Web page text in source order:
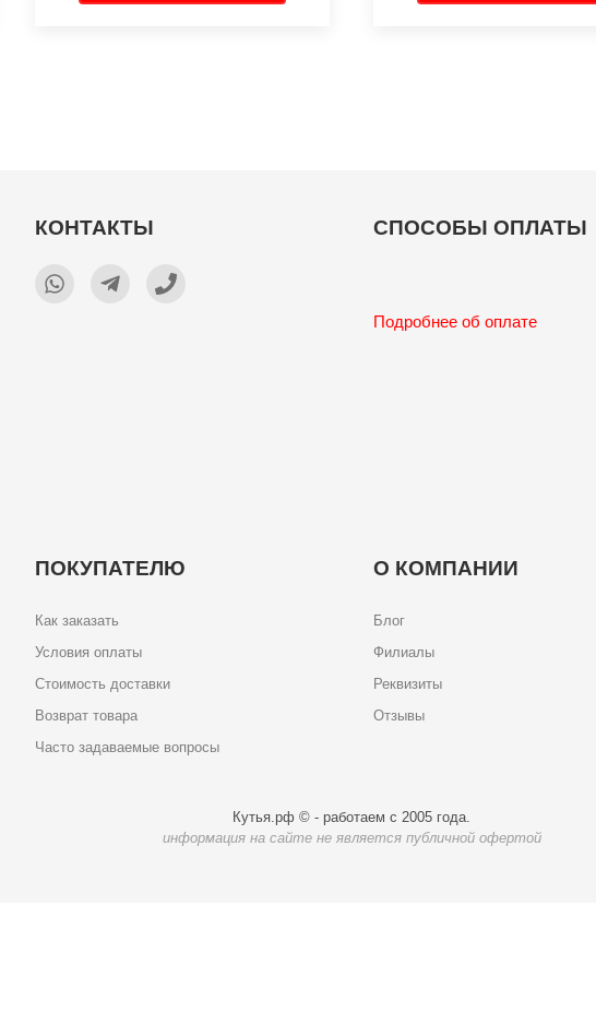
КОНТАКТЫ СПОСОБЫ ОПЛАТЫ
Подробнее об оплате
ПОКУПАТЕЛЮ
Как заказать
Условия оплаты
Стоимость доставки
Возврат товара
Часто задаваемые вопросы
О КОМПАНИИ
Блог
Филиалы
Реквизиты
Отзывы
Кутья.рф © - работаем с 2005 года.
информация на сайте не является публичной офертой